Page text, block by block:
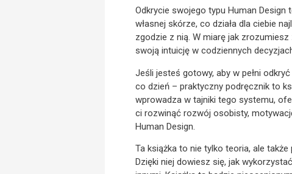
Odkrycie swojego typu Human
własnej skórze, co działa dla ciebie
zgodzie z nią. W miarę jak
swoją intuicję w codziennych
Jeśli jesteś gotowy, aby w pełni
co dzień – praktyczny podręcznik to
wprowadza w tajniki tego systemu,
ci rozwinąć rozwój osobisty,
Human Design.
Ta książka to nie tylko teoria, ale
Dzięki niej dowiesz się, jak